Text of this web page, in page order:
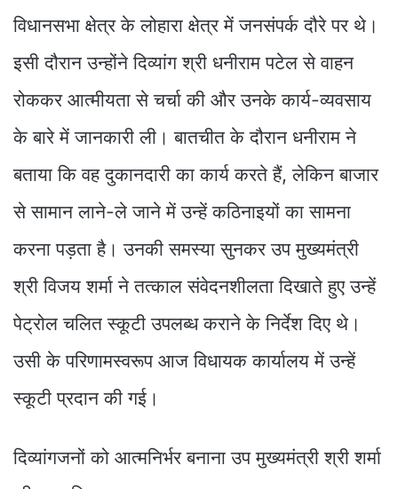
विधानसभा क्षेत्र के लोहारा क्षेत्र में जनसंपर्क दौरे पर थे।
इसी दौरान उन्होंने दिव्यांग श्री धनीराम पटेल से वाहन
रोककर आत्मीयता से चर्चा की और उनके कार्य-व्यवसाय
के बारे में जानकारी ली। बातचीत के दौरान धनीराम ने
बताया कि वह दुकानदारी का कार्य करते हैं, लेकिन बाजार
से सामान लाने-ले जाने में उन्हें कठिनाइयों का सामना
करना पड़ता है। उनकी समस्या सुनकर उप मुख्यमंत्री
श्री विजय शर्मा ने तत्काल संवेदनशीलता दिखाते हुए उन्हें
पेट्रोल चलित स्कूटी उपलब्ध कराने के निर्देश दिए थे।
उसी के परिणामस्वरूप आज विधायक कार्यालय में उन्हें
स्कूटी प्रदान की गई।
दिव्यांगजनों को आत्मनिर्भर बनाना उप मुख्यमंत्री श्री शर्मा